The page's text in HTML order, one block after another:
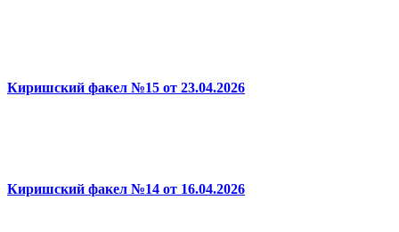
Киришский факел №15 от 23.04.2026
Киришский факел №14 от 16.04.2026